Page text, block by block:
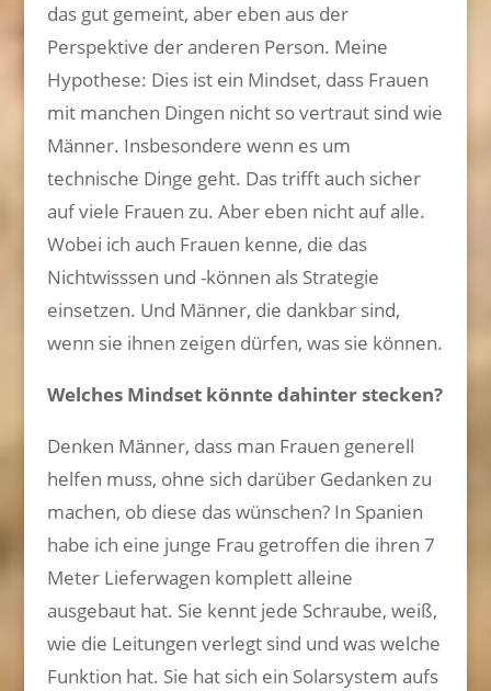
das gut gemeint, aber eben aus der
Perspektive der anderen Person. Meine
Hypothese: Dies ist ein Mindset, dass Frauen
mit manchen Dingen nicht so vertraut sind wie
Männer. Insbesondere wenn es um
technische Dinge geht. Das trifft auch sicher
auf viele Frauen zu. Aber eben nicht auf alle.
Wobei ich auch Frauen kenne, die das
Nichtwisssen und -können als Strategie
einsetzen. Und Männer, die dankbar sind,
wenn sie ihnen zeigen dürfen, was sie können.
Welches Mindset könnte dahinter stecken?
Denken Männer, dass man Frauen generell
helfen muss, ohne sich darüber Gedanken zu
machen, ob diese das wünschen? In Spanien
habe ich eine junge Frau getroffen die ihren 7
Meter Lieferwagen komplett alleine
ausgebaut hat. Sie kennt jede Schraube, weiß,
wie die Leitungen verlegt sind und was welche
Funktion hat. Sie hat sich ein Solarsystem aufs